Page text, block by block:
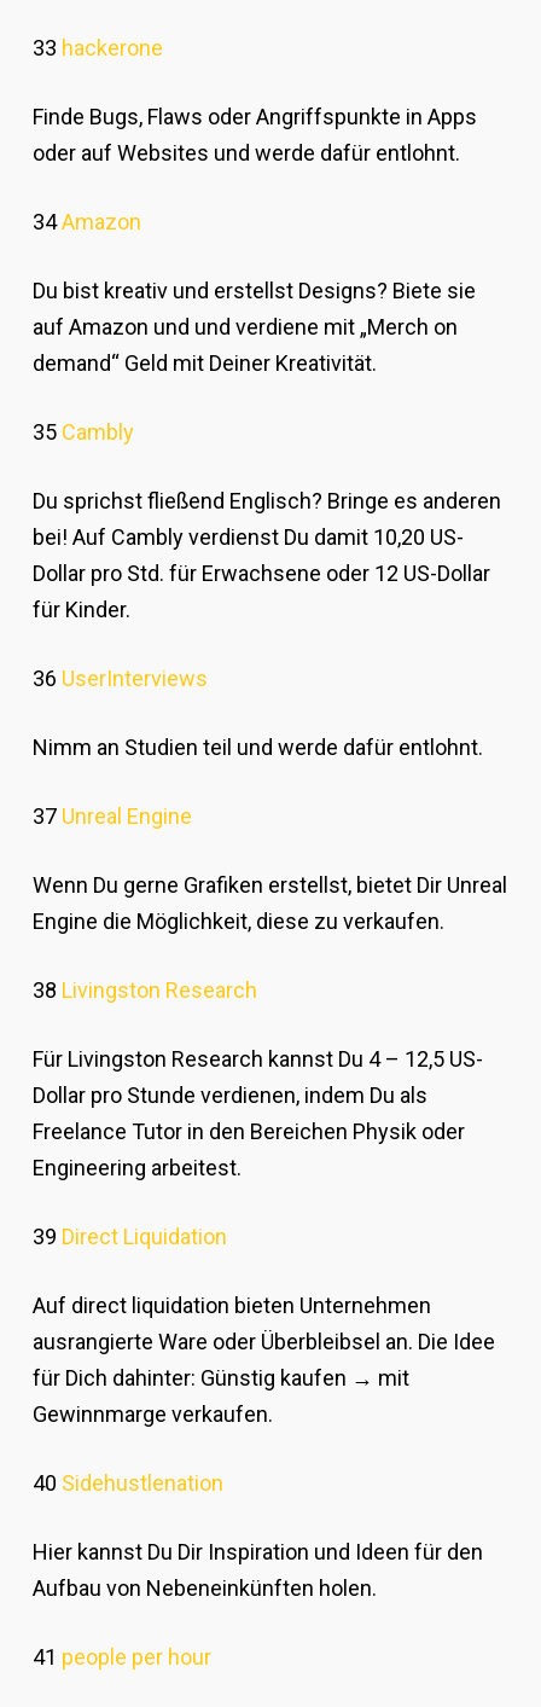
33 hackerone
Finde Bugs, Flaws oder Angriffspunkte in Apps
oder auf Websites und werde dafür entlohnt.
34Amazon
Du bist kreativ und erstellst Designs? Biete sie
auf Amazon und und verdiene mit „Merch on
demand“ Geld mit Deiner Kreativität.
35 Cambly
Du sprichst fließend Englisch? Bringe es anderen
bei! Auf Cambly verdienst Du damit 10,20 US-
Dollar pro Std. für Erwachsene oder 12 US-Dollar
für Kinder.
36 UserInterviews
Nimm an Studien teil und werde dafür entlohnt.
37 Unreal Engine
Wenn Du gerne Grafiken erstellst, bietet Dir Unreal
Engine die Möglichkeit, diese zu verkaufen.
38 Livingston Research
Für Livingston Research kannst Du 4 – 12,5 US-
Dollar pro Stunde verdienen, indem Du als
Freelance Tutor in den Bereichen Physik oder
Engineering arbeitest.
39 Direct Liquidation
Auf direct liquidation bieten Unternehmen
ausrangierte Ware oder Überbleibsel an. Die Idee
für Dich dahinter: Günstig kaufen → mit
Gewinnmarge verkaufen.
40 Sidehustlenation
Hier kannst Du Dir Inspiration und Ideen für den
Aufbau von Nebeneinkünften holen.
41 people per hour